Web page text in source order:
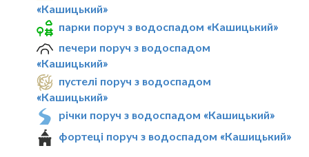
«Кашицький»
парки поруч з водоспадом «Кашицький»
печери поруч з водоспадом
«Кашицький»
пустелі поруч з водоспадом
«Кашицький»
річки поруч з водоспадом «Кашицький»
фортеці поруч з водоспадом «Кашицький»